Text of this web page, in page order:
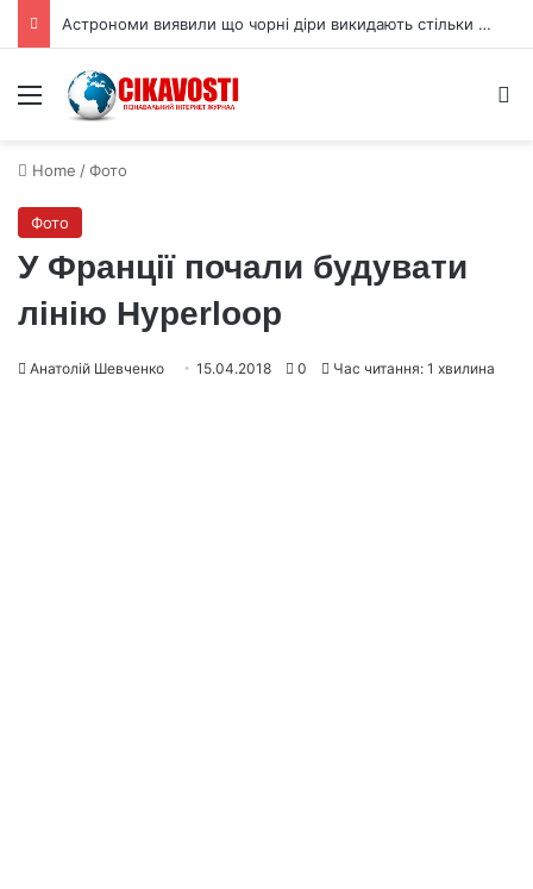
Астрономи виявили що чорні діри викидають стільки ж речовини як поглинають
Menu
Home /Фото
Фото
У Франції почали будувати
лінію Hyperloop
Анатолій Шевченко 15.04.2018 0 Час читання: 1 хвилина